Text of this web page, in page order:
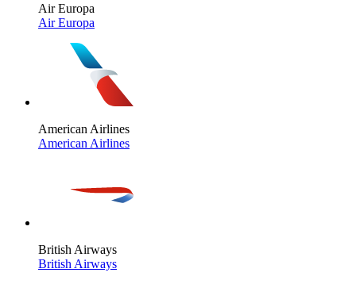
Air Europa
Air Europa
American Airlines
American Airlines
British Airways
British Airways